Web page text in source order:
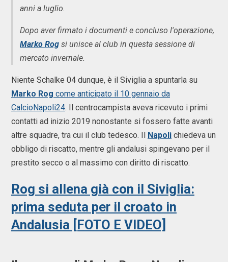
anni a luglio.
Dopo aver firmato i documenti e concluso l'operazione,
Marko Rog si unisce al club in questa sessione di
mercato invernale.
Niente Schalke 04 dunque, è il Siviglia a spuntarla su
Marko Rog come anticipato il 10 gennaio da
CalcioNapoli24. Il centrocampista aveva ricevuto i primi
contatti ad inizio 2019 nonostante si fossero fatte avanti
altre squadre, tra cui il club tedesco. Il Napoli chiedeva un
obbligo di riscatto, mentre gli andalusi spingevano per il
prestito secco o al massimo con diritto di riscatto.
Rog si allena già con il Siviglia:
prima seduta per il croato in
Andalusia [FOTO E VIDEO]